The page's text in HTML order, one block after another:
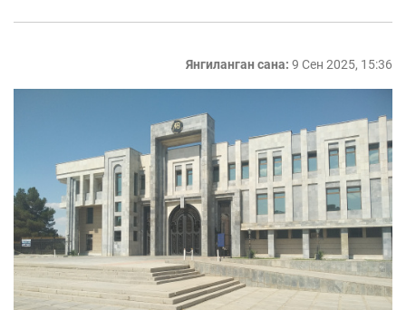
Янгиланган сана: 9 Сен 2025, 15:36